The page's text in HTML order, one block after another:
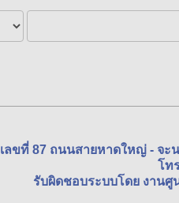
เลขที่ 87 ถนนสายหาดใหญ่ - จ
โท
รับผิดชอบระบบโดย งาน